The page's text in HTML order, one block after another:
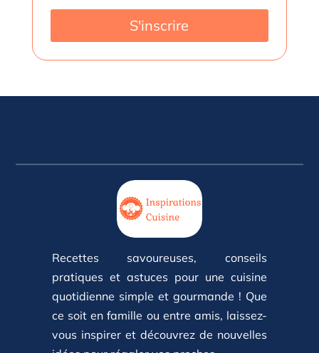
S'inscrire
Recettes savoureuses, conseils
pratiques et astuces pour une cuisine
quotidienne simple et gourmande ! Que
ce soit en famille ou entre amis, laissez-
vous inspirer et découvrez de nouvelles